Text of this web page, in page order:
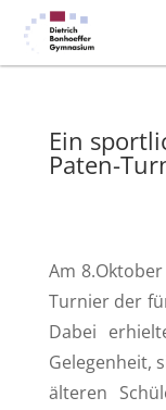
Ein
Paten-
Am
Turnier der
Dabei
Gelegenheit,
älteren